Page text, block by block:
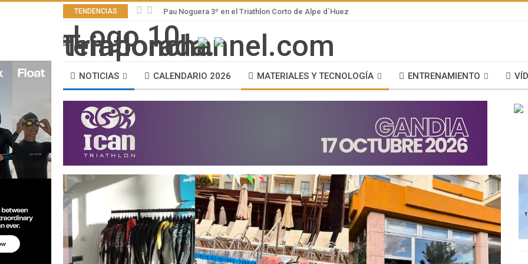
TENDENCIAS Pau Noguera 3º en el Triathlon Corto de Alpe d´Huez
NOTICIAS CALENDARIO 2026 MATERIALES Y TECNOLOGÍA ENTRENAMIENTO